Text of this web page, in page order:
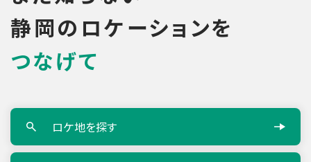
静岡のロケーションを
つなげて
ロケ地を探す